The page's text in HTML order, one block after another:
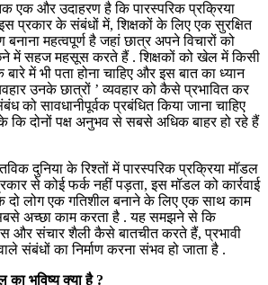
एक और उदाहरण है कि पारस्परिक प्रक्रिया
प्रकार के संबंधों में, शिक्षकों के लिए एक सुरक्षित
महत्वपूर्ण है जहां छात्र अपने विचारों को
में सहज महसूस करते हैं . शिक्षकों को खेल में किसी
में भी पता होना चाहिए और इस बात का ध्यान
उनके छात्रों ’ व्यवहार को कैसे प्रभावित कर
को सावधानीपूर्वक प्रबंधित किया जाना चाहिए
कि दोनों पक्ष अनुभव से सबसे अधिक बाहर हो रहे हैं
दुनिया के रिश्तों में पारस्परिक प्रक्रिया मॉडल
से कोई फर्क नहीं पड़ता, इस मॉडल को कार्रवाई
दो लोग एक गतिशील बनाने के लिए एक साथ काम
अच्छा काम करता है . यह समझने से कि
और संचार शैली कैसे बातचीत करते हैं, प्रभावी
का निर्माण करना संभव हो जाता है .
का भविष्य क्या है ?